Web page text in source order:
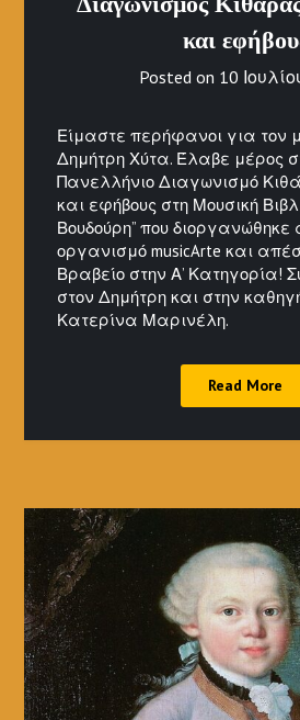
και
Posted on 10
Είμαστε περήφανοι για τον
Δημήτρη Χύτα. Έλαβε μέρος
Πανελλήνιο Διαγωνισμό
και εφήβους στη Μουσική
Βουδούρη” που διοργανώθηκε
οργανισμό musicArte και
Βραβείο στην Α’ Κατηγορία!
στον Δημήτρη και στην
Κατερίνα Μαρινέλη.
Read More